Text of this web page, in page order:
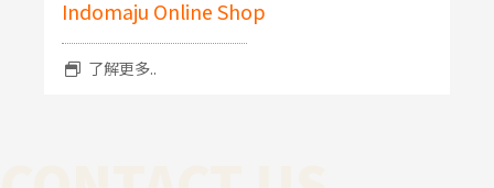
Indomaju Online Shop
了解更多..